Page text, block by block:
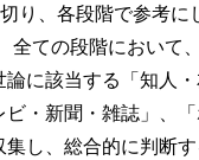
り、各段階で参考に
全ての段階において
に該当する「知人
・新聞・雑誌」、
集し、総合的に判断